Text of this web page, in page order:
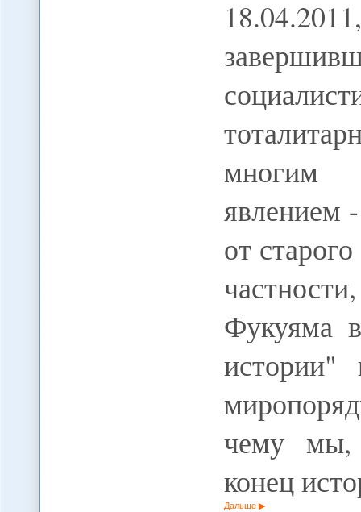
многим
явлением
от
Фукуяма
истории"
чему мы,
конец
Дальше